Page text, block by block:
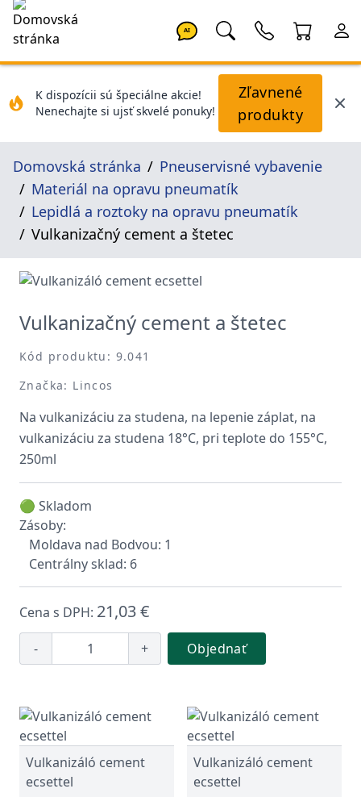
AI
K dispozícii sú špeciálne akcie!
Nenechajte si ujsť skvelé ponuky!
Zľavnené
produkty
Domovská stránka
Pneuservisné vybavenie
Materiál na opravu pneumatík
Lepidlá a roztoky na opravu pneumatík
Vulkanizačný cement a štetec
Vulkanizačný cement a štetec
Kód produktu: 9.041
Značka: Lincos
Na vulkanizáciu za studena, na lepenie záplat, na
vulkanizáciu za studena 18°C, pri teplote do 155°C,
250ml
🟢 Skladom
Zásoby:
Moldava nad Bodvou: 1
Centrálny sklad: 6
Cena s DPH: 21,03 €
- + Objednať
Vulkanizáló cement
ecsettel
Vulkanizáló cement
ecsettel